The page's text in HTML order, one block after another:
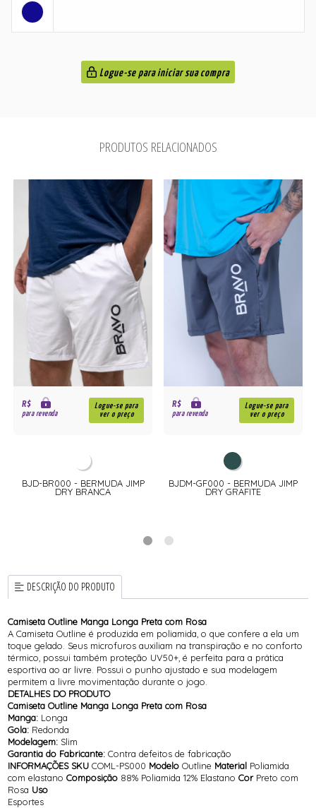
Logue-se para iniciar sua compra
PRODUTOS RELACIONADOS
R$
para revenda
Logue-se para
ver o preço
BJD-BR000 - BERMUDA JIMP
DRY BRANCA
R$
para revenda
Logue-se para
ver o preço
BJDM-GF000 - BERMUDA JIMP
DRY GRAFITE
DESCRIÇÃO DO PRODUTO
Camiseta Outline Manga Longa Preta com Rosa
A Camiseta Outline é produzida em poliamida, o que confere a ela um
toque gelado. Seus microfuros auxiliam na transpiração e no conforto
térmico, possui também proteção UV50+, é perfeita para a prática
esportiva ao ar livre. Possui o punho ajustado e sua modelagem
permitem a livre movimentação durante o jogo.
DETALHES DO PRODUTO
Camiseta Outline Manga Longa Preta com Rosa
Manga: Longa
Gola: Redonda
Modelagem: Slim
Garantia do Fabricante:Contra defeitos de fabricação
INFORMAÇÕES SKU COML-PS000 Modelo Outline Material Poliamida
com elastanoComposição 88% Poliamida 12% ElastanoCorPreto com
Rosa Uso
Esportes